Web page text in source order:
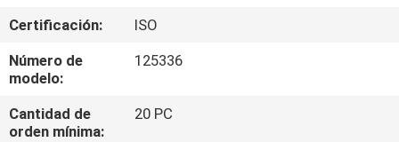
VIAJE
DE
LA
FÁBRICA
Certificación:
ISO
Número de
modelo:
125336
Cantidad de
orden mínima:
20 PC